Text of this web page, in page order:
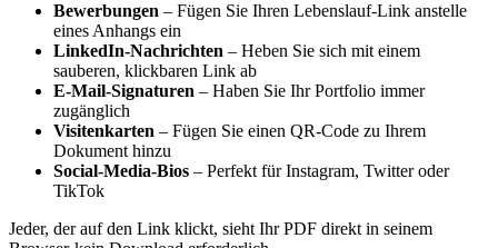
Bewerbungen – Fügen Sie Ihren Lebenslauf-Link anstelle
eines Anhangs ein
LinkedIn-Nachrichten – Heben Sie sich mit einem
sauberen, klickbaren Link ab
E-Mail-Signaturen – Haben Sie Ihr Portfolio immer
zugänglich
Visitenkarten – Fügen Sie einen QR-Code zu Ihrem
Dokument hinzu
Social-Media-Bios – Perfekt für Instagram, Twitter oder
TikTok
Jeder, der auf den Link klickt, sieht Ihr PDF direkt in seinem